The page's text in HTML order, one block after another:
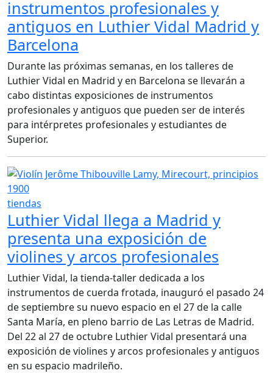
instrumentos profesionales y
antiguos en Luthier Vidal Madrid y
Barcelona
Durante las próximas semanas, en los talleres de
Luthier Vidal en Madrid y en Barcelona se llevarán a
cabo distintas exposiciones de instrumentos
profesionales y antiguos que pueden ser de interés
para intérpretes profesionales y estudiantes de
Superior.
tiendas
Luthier Vidal llega a Madrid y
presenta una exposición de
violines y arcos profesionales
Luthier Vidal, la tienda-taller dedicada a los
instrumentos de cuerda frotada, inauguró el pasado 24
de septiembre su nuevo espacio en el 27 de la calle
Santa María, en pleno barrio de Las Letras de Madrid.
Del 22 al 27 de octubre Luthier Vidal presentará una
exposición de violines y arcos profesionales y antiguos
en su espacio madrileño.